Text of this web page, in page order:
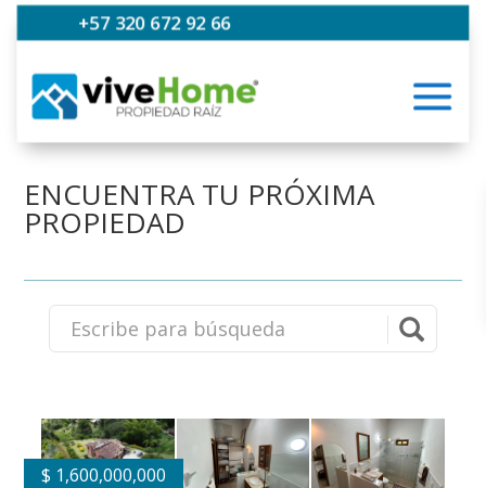
+57 320 672 92 66
ENCUENTRA TU PRÓXIMA
PROPIEDAD
$ 1,600,000,000